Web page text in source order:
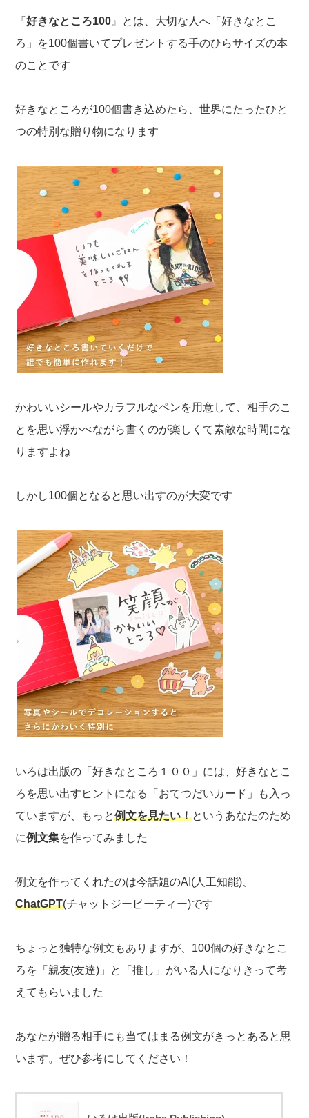
『好きなところ100 』とは、大切な人へ「好きなとこ
ろ」を100個書いてプレゼントする手のひらサイズの本
のことです
好きなところが100個書き込めたら、世界にたったひと
つの特別な贈り物になります
かわいいシールやカラフルなペンを用意して、相手のこ
とを思い浮かべながら書くのが楽しくて素敵な時間にな
りますよね
しかし100個となると思い出すのが大変です
いろは出版の「好きなところ１００」には、好きなとこ
ろを思い出すヒントになる「おてつだいカード」も入っ
ていますが、もっと例文を見たい！というあなたのため
に例文集を作ってみました
例文を作ってくれたのは今話題のAI(人工知能)、
ChatGPT(チャットジーピーティー)です
ちょっと独特な例文もありますが、100個の好きなとこ
ろを「親友(友達)」と「推し」がいる人になりきって考
えてもらいました
あなたが贈る相手にも当てはまる例文がきっとあると思
います。ぜひ参考にしてください！